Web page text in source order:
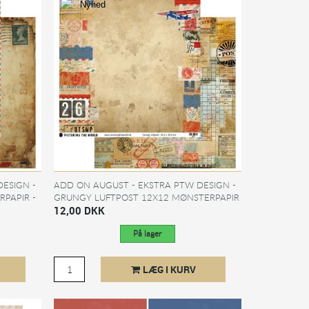
-
-
Nyhed
ADD ON AUGUST - EKSTRA PTW DESIGN -
GRUNGY LUFTPOST 12X12 MØNSTERPAPIR
- SÆLGES KUN TIL...
12,00 DKK
På lager
LÆG I KURV